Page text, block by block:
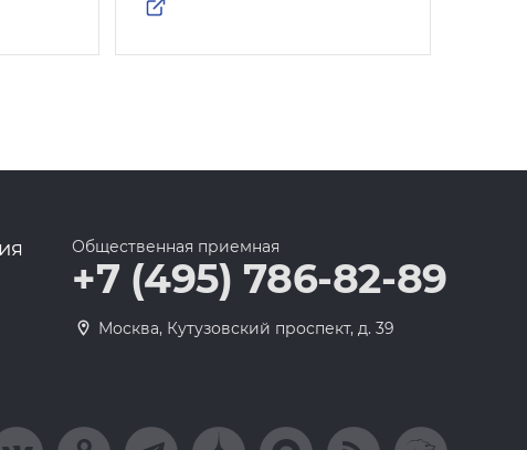
Общественная приемная
+7 (495) 786-82-89
Москва, Кутузовский проспект, д. 39